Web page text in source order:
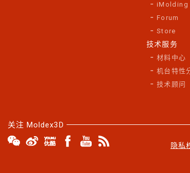
iMolding
Forum
Store
技术服务
材料中心
机台特性
技术顾问
关注 Moldex3D
隐私